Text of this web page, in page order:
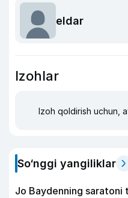
eldar
Izohlar
Izoh qoldirish uchun,
So‘nggi yangiliklar
Jo Baydenning